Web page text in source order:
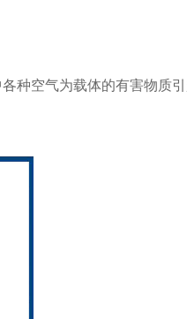
种空气为载体的有害物质